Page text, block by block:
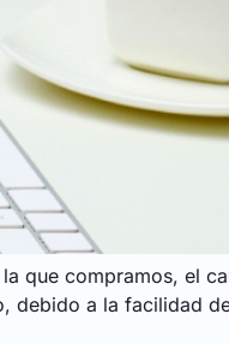
que compramos, el
debido a la facilidad